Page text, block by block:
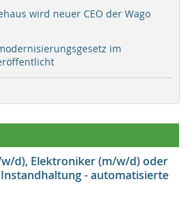
wird neuer CEO der Wago
im
d), Elektroniker (m/w/d) oder
- automatisierte